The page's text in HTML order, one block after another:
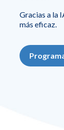
Gracias a la
más eficaz.